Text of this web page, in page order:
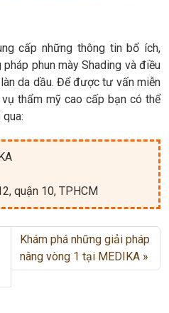
cấp những thông tin bổ ích,
phun mày Shading và điều
da dầu. Để được tư vấn miễn
thẩm mỹ cao cấp bạn có thể
quận 10, TPHCM
Khám phá những giải pháp
nâng vòng 1 tại MEDIKA